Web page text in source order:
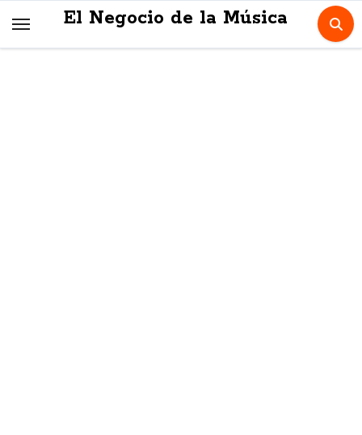
El Negocio de la Música